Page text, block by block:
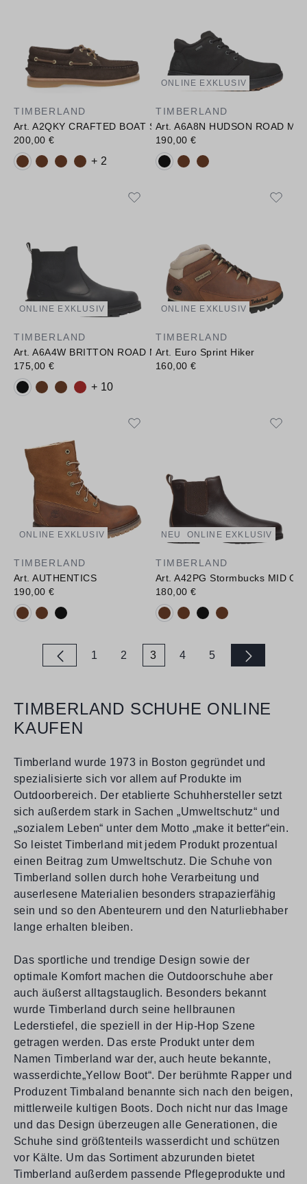
TIMBERLAND
Art. A2QKY CRAFTED BOAT SHOE
200,00 €
Verfügbare Farbvarianten:
+ 2
ONLINE EXKLUSIV
TIMBERLAND
Art. A6A8N HUDSON ROAD
190,00 €
Verfügbare Farbvarianten:
ONLINE EXKLUSIV
TIMBERLAND
Art. A6A4W BRITTON ROAD MID CHELSEA BOOT
175,00 €
Verfügbare Farbvarianten:
+ 10
ONLINE EXKLUSIV
TIMBERLAND
Art. Euro Sprint Hiker
160,00 €
ONLINE EXKLUSIV
TIMBERLAND
Art. AUTHENTICS
190,00 €
Verfügbare Farbvarianten:
NEU ONLINE EXKLUSIV
TIMBERLAND
Art. A42PG Stormbucks MID
180,00 €
Verfügbare Farbvarianten:
Seite
1
Seite
2
Seite
3
Seite
4
Seite
5
TIMBERLAND SCHUHE ONLINE
KAUFEN
Timberland wurde 1973 in Boston gegründet und
spezialisierte sich vor allem auf Produkte im
Outdoorbereich. Der etablierte Schuhhersteller setzt
sich außerdem stark in Sachen „Umweltschutz“ und
„sozialem Leben“ unter dem Motto „make it better“ein.
So leistet Timberland mit jedem Produkt prozentual
einen Beitrag zum Umweltschutz. Die Schuhe von
Timberland sollen durch hohe Verarbeitung und
auserlesene Materialien besonders strapazierfähig
sein und so den Abenteurern und den Naturliebhaber
lange erhalten bleiben.
Das sportliche und trendige Design sowie der
optimale Komfort machen die Outdoorschuhe aber
auch äußerst alltagstauglich. Besonders bekannt
wurde Timberland durch seine hellbraunen
Lederstiefel, die speziell in der Hip-Hop Szene
getragen werden. Das erste Produkt unter dem
Namen Timberland war der, auch heute bekannte,
wasserdichte„Yellow Boot“. Der berühmte Rapper und
Produzent Timbaland benannte sich nach den beigen,
mittlerweile kultigen Boots. Doch nicht nur das Image
und das Design überzeugen alle Generationen, die
Schuhe sind größtenteils wasserdicht und schützen
vor Kälte. Um das Sortiment abzurunden bietet
Timberland außerdem passende Pflegeprodukte und